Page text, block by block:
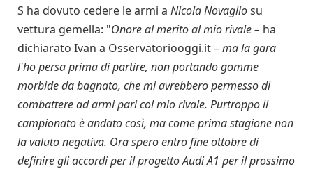
S ha dovuto cedere le armi a Nicola Novagliosu
vettura gemella: "Onore al merito al mio rivale – ha
dichiarato Ivan a Osservatoriooggi.it– ma la gara
l'ho persa prima di partire, non portando gomme
morbide da bagnato, che mi avrebbero permesso di
combattere ad armi pari col mio rivale. Purtroppo il
campionato è andato così, ma come prima stagione non
la valuto negativa. Ora spero entro fine ottobre di
definire gli accordi per il progetto Audi A1 per il prossimo